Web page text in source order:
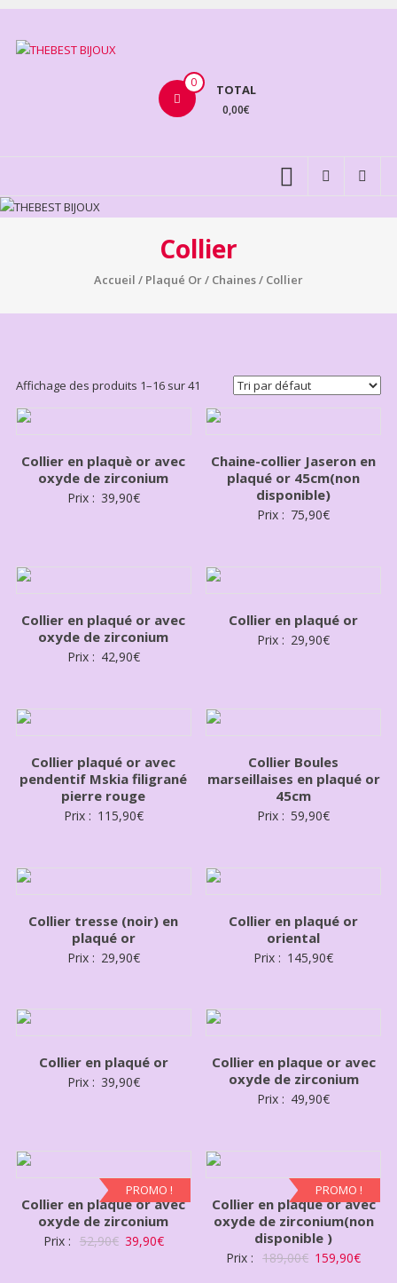
Aller
contenu
BIJOUX
0 TOTAL
0,00€
Collier
Accueil / Plaqué Or/ Chaines/ Collier
Affichage des produits 1–16 sur 41
Collier en plaquè or avec
oxyde de zirconium
Prix : 39,90€
Chaine-collier Jaseron en
plaqué or 45cm(non
disponible)
Prix : 75,90€
Collier en plaqué or avec
oxyde de zirconium
Prix : 42,90€
Collier en plaqué or
Prix : 29,90€
Collier plaqué or avec
pendentif Mskia filigrané
pierre rouge
Prix : 115,90€
Collier Boules
marseillaises en plaqué or
45cm
Prix : 59,90€
Collier tresse (noir) en
plaqué or
Prix : 29,90€
Collier en plaqué or
oriental
Prix : 145,90€
Collier en plaqué or
Prix : 39,90€
Collier en plaque or avec
oxyde de zirconium
Prix : 49,90€
PROMO !
Collier en plaqué or avec
oxyde de zirconium
Prix : 52,90€ 39,90€
PROMO !
Collier en plaqué or avec
oxyde de zirconium(non
disponible )
Prix : 189,00€ 159,90€